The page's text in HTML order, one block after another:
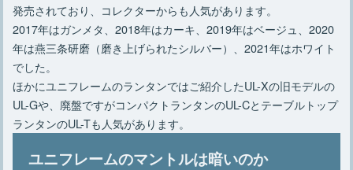
発売されており、コレクターからも人気があります。
2017年はガンメタ、2018年はカーキ、2019年はベージュ、2020
年は燕三条研磨（磨き上げられたシルバー）、2021年はホワイト
でした。
ほかにユニフレームのランタンではご紹介したUL-Xの旧モデルの
UL-Gや、廃盤ですがコンパクトランタンのUL-Cとテーブルトップ
ランタンのUL-Tも人気があります。
ユニフレームのマントルは暗いのか